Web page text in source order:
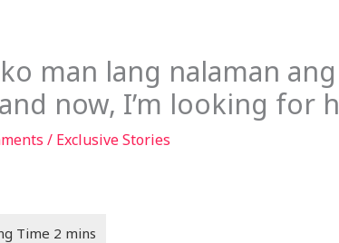
ko man lang nalaman
now, I’m looking for
/ Exclusive Stories